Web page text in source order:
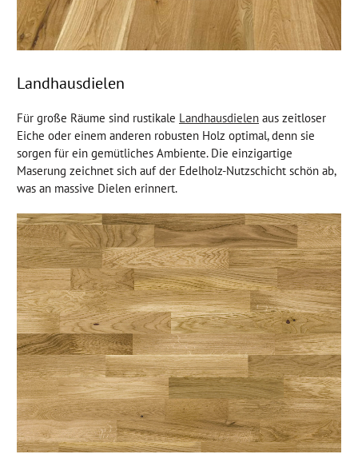
Landhausdielen
Für große Räume sind rustikale Landhausdielen aus zeitloser
Eiche oder einem anderen robusten Holz optimal, denn sie
sorgen für ein gemütliches Ambiente. Die einzigartige
Maserung zeichnet sich auf der Edelholz-Nutzschicht schön ab,
was an massive Dielen erinnert.